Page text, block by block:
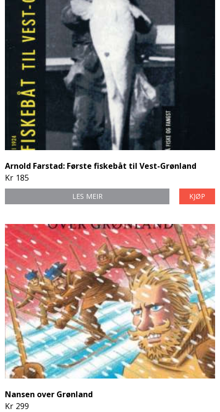
Arnold Farstad: Første fiskebåt til Vest-Grønland
Kr 185
LES MEIR KJØP
Nansen over Grønland
Kr 299